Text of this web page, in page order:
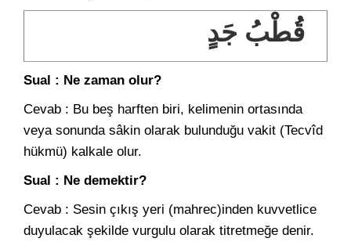
قُطْبُ جَدٍ
Sual : Ne zaman olur?
Cevab : Bu beş harften biri, kelimenin ortasında
veya sonunda sâkin olarak bulunduğu vakit (Tecvîd
hükmü) kalkale olur.
Sual : Ne demektir?
Cevab : Sesin çıkış yeri (mahrec)inden kuvvetlice
duyulacak şekilde vurgulu olarak titretmeğe denir.